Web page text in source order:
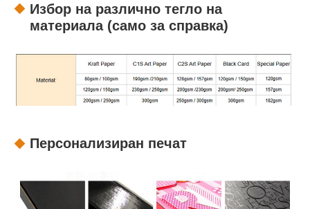
Избор на различно тегло на
материала (само за справка)
Персонализиран печат